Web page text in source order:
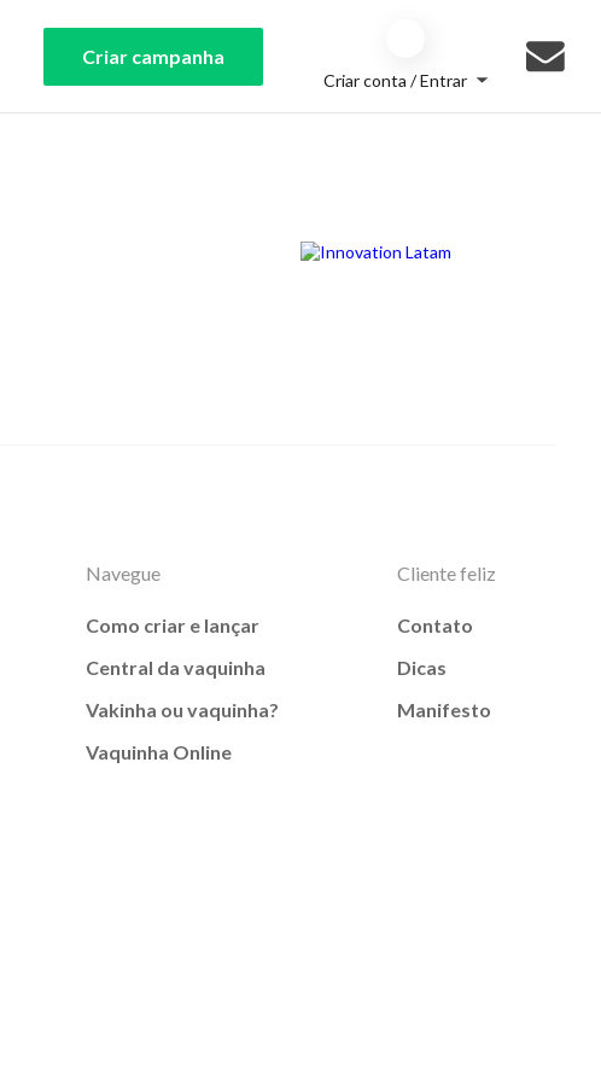
Criar campanha
Criar conta / Entrar
Navegue
Como criar e lançar
Central da vaquinha
Vakinha ou vaquinha?
Vaquinha Online
Cliente feliz
Contato
Dicas
Manifesto